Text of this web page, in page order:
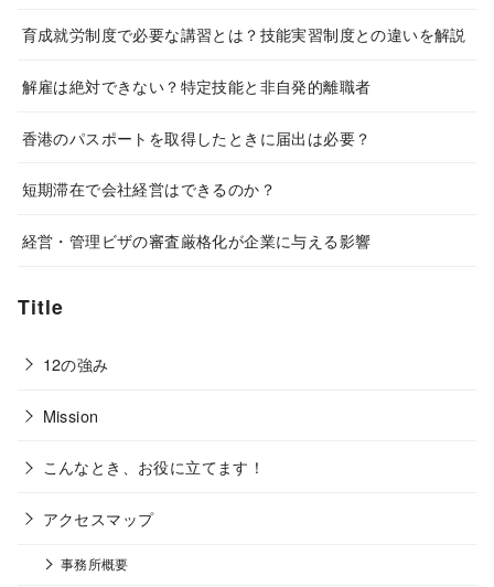
育成就労制度で必要な講習とは？技能実習制度との違いを解説
解雇は絶対できない？特定技能と非自発的離職者
香港のパスポートを取得したときに届出は必要？
短期滞在で会社経営はできるのか？
経営・管理ビザの審査厳格化が企業に与える影響
Title
12の強み
Mission
こんなとき、お役に立てます！
アクセスマップ
事務所概要